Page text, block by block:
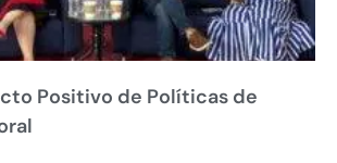
Positivo de Políticas de